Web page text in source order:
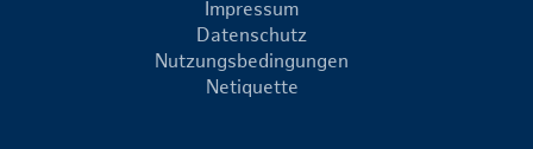
Impressum
Datenschutz
Nutzungsbedingungen
Netiquette